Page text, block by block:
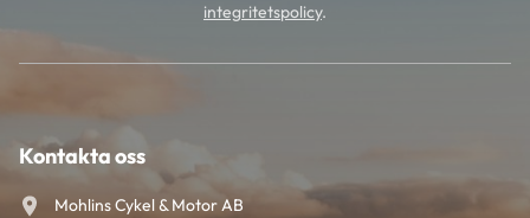
integritetspolicy.
Kontakta oss
Mohlins Cykel & Motor AB